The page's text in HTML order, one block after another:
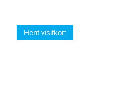
Hent visitkort